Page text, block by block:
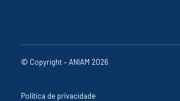
© Copyright – ANIAM 2026
Política de privacidade